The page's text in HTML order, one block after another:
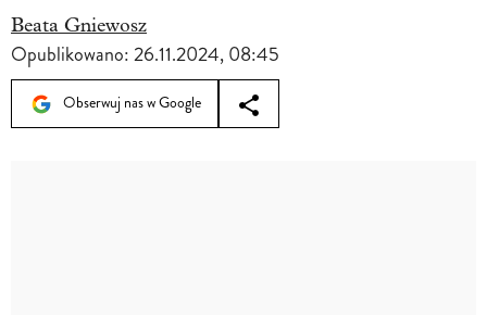
Beata Gniewosz
Opublikowano:26.11.2024, 08:45
Obserwuj nas w Google